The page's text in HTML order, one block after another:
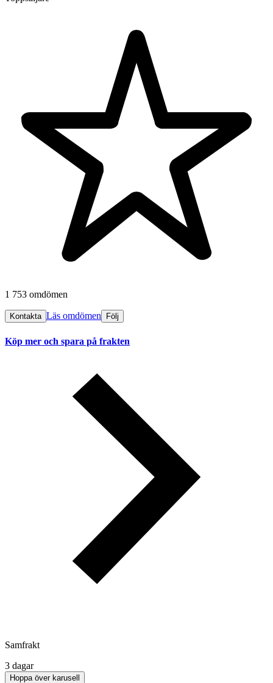
1 753 omdömen
Kontakta Läs omdömen Följ
Köp mer och spara på frakten
Samfrakt
3 dagar
Hoppa över karusell